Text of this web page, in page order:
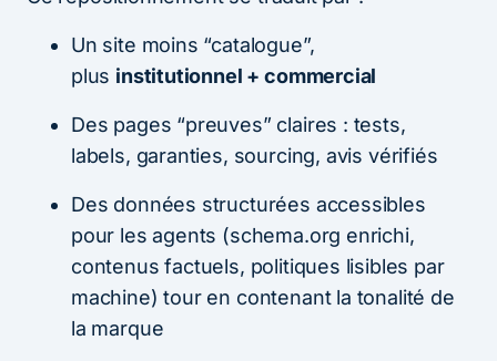
Un site moins “catalogue”,
plus institutionnel + commercial
Des pages “preuves” claires : tests,
labels, garanties, sourcing, avis vérifiés
Des données structurées accessibles
pour les agents (schema.org enrichi,
contenus factuels, politiques lisibles par
machine) tour en contenant la tonalité de
la marque